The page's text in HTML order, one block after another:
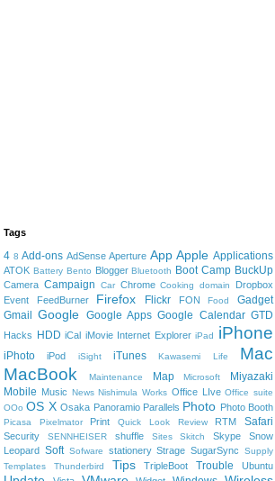
Tags
4 8 Add-ons AdSense Aperture App Apple Applications
ATOK Battery Bento Blogger Bluetooth Boot Camp BuckUp
Camera Campaign Car Chrome Cooking domain
Dropbox
Event
FeedBurner Firefox Flickr FON Food
Gadget
Gmail
Google Google Apps Google Calendar GTD
Hacks HDD iCal iMovie Internet Explorer iPad iPhone
iPhoto iPod iSight iTunes Kawasemi Life
Mac
MacBook
Maintenance Map Microsoft
Miyazaki
Mobile Music News Nishimula Works Office LIve Office suite
OOo OS X Osaka Panoramio Parallels Photo Photo Booth
Picasa Pixelmator Print Quick Look Review RTM Safari
Security SENNHEISER shuffle Sites Skitch Skype
Snow
Leopard Soft Sofware stationery Strage SugarSync
Supply
Templates
Thunderbird Tips TripleBoot Trouble Ubuntu